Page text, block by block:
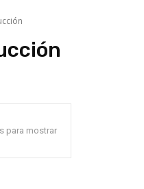
para mostrar